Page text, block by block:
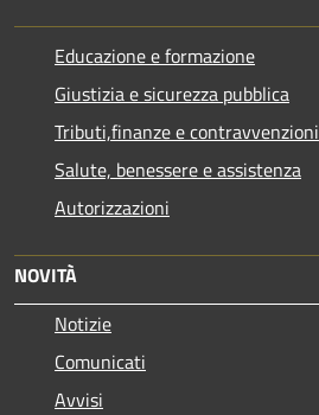
Educazione e formazione
Giustizia e sicurezza pubblica
Tributi,finanze e contravvenzioni
Salute, benessere e assistenza
Autorizzazioni
NOVITÀ
Notizie
Comunicati
Avvisi